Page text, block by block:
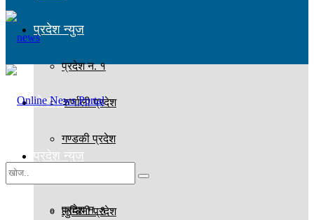
प्रदेश न्युज
प्रदेश न. १
कर्णाली प्रदेश
गण्डकी प्रदेश
लुम्बिनी प्रदेश
होमपेज
प्रदेश न्युज
प्रदेश न. १